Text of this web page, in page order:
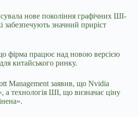
нове покоління графічних ШІ-
забезпечують значний приріст
фірма працює над новою версією
китайського ринку.
Management заявив, що Nvidia
а технологія ШІ, що визначає ціну